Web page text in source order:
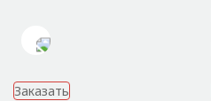
Заказать